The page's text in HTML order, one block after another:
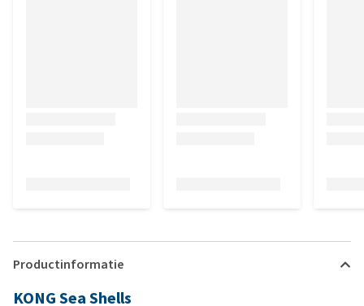
Productinformatie
KONG Sea Shells